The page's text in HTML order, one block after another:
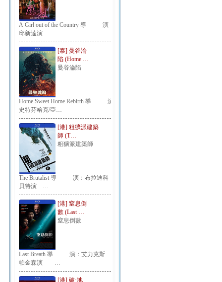
A Girl out of the Country 導 演：
邱新達演 …
[泰] 曼谷淪
陷 (Home …
曼谷淪陷
Home Sweet Home Rebirth 導 演：
史特芬哈克/亞…
[港] 粗獷派建築
師 (T…
粗獷派建築師
The Brutalist 導 演：布拉迪科
貝特演 …
[港] 窒息倒
數 (Last …
窒息倒數
Last Breath 導 演：艾力克斯
帕金森演 …
[港] 破·地